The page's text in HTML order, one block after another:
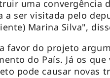
uma convergência
a ser visitada pelo
Marina Silva",
favor do projeto
do País. Já os que
pode causar novas